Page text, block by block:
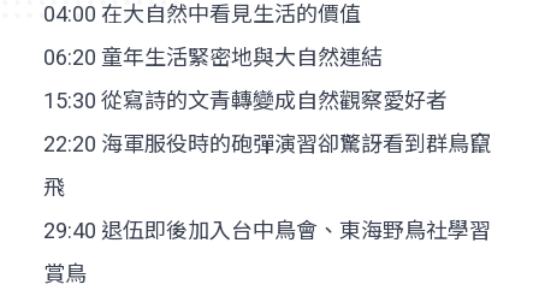
04:00 在大自然中看見生活的價值
06:20 童年生活緊密地與大自然連結
15:30 從寫詩的文青轉變成自然觀察愛好者
22:20 海軍服役時的砲彈演習卻驚訝看到群鳥竄
飛
29:40 退伍即後加入台中鳥會、東海野鳥社學習
賞鳥